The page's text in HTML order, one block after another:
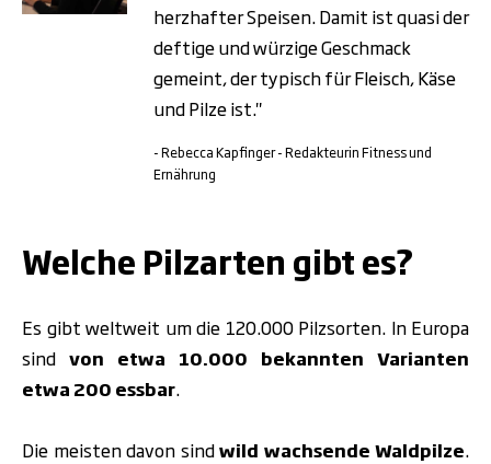
herzhafter Speisen. Damit ist quasi der
deftige und würzige Geschmack
gemeint, der typisch für Fleisch, Käse
und Pilze ist."
- Rebecca Kapfinger - Redakteurin Fitness und
Ernährung
Welche Pilzarten gibt es?
Es gibt weltweit um die 120.000 Pilzsorten. In Europa
sind von etwa 10.000 bekannten Varianten
etwa 200 essbar.
Die meisten davon sindwild wachsende Waldpilze.